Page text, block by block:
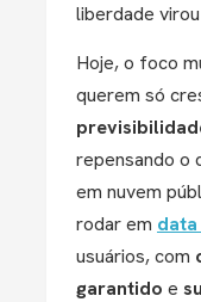
liberdade
Hoje, o foco
querem só
repensando o
em nuvem
rodar em
usuários, com
garantido e